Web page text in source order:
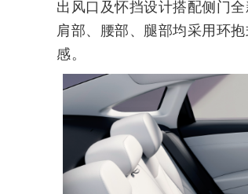
出风口及怀挡设计搭配侧门
肩部、腰部、腿部均采用环
感。